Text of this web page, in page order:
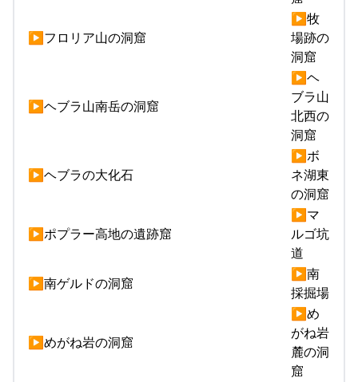
▶フロリア山の洞窟
▶牧
場跡の
洞窟
▶ヘブラ山南岳の洞窟
▶ヘ
ブラ山
北西の
洞窟
▶ヘブラの大化石
▶ボ
ネ湖東
の洞窟
▶ポプラー高地の遺跡窟
▶マ
ルゴ坑
道
▶南ゲルドの洞窟
▶南
採掘場
▶めがね岩の洞窟
▶め
がね岩
麓の洞
窟